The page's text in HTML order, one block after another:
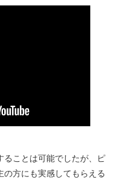
ることは可能でしたが、ピ
方にも実感してもらえる